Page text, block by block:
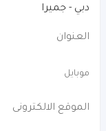
دبي - جميرا
العنوان
موبايل
الموقع الالكترونى